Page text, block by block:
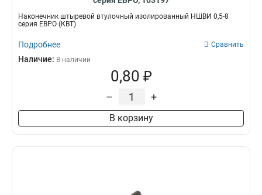
Наконечник штыревой втулочный изолированный НШВИ 0,5-8
серия ЕВРО (КВТ)
Подробнее Сравнить
Наличие: В наличии
0,80 ₽
– +
В корзину